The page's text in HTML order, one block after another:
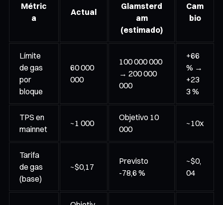
Métric
a
Actual
Glamsterd
am
(estimado)
Cam
bio
Límite
de gas
por
bloque
60 000
000
100 000 000
→ 200 000
000
+66
% →
+23
3 %
TPS en
mainnet
~1 000
Objetivo 10
000
~10x
Tarifa
de gas
(base)
~$0,17
Previsto
-78,6 %
~$0,
04